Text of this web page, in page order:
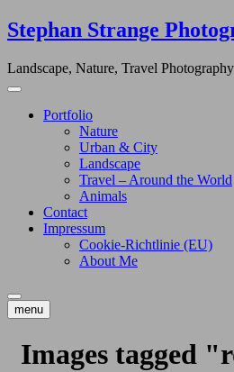
Skip
to
Stephan Strange
Landscape, Nature, Travel Photography
Portfolio
Nature
Urban & City
Landscape
Travel – Around the World
Animals
Contact
Impressum
Cookie-Richtlinie (EU)
About Me
menu
Images tagged